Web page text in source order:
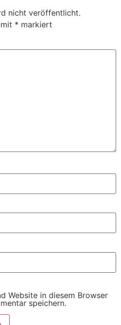
nicht veröffentlicht.
* markiert
Website in diesem Browser
speichern.